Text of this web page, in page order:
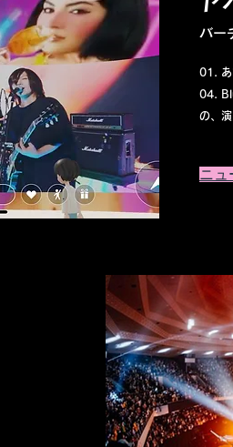
バー
01. あ
04.
の、
ニュ